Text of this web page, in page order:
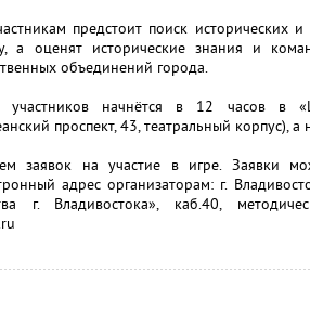
предстоит поиск исторических
а оценят исторические знания и
объединений города.
участников начнётся в 12 часов в
проспект, 43, театральный корпус),
заявок на участие в игре. Заявки
адрес организаторам: г.
г. Владивостока», каб.40,